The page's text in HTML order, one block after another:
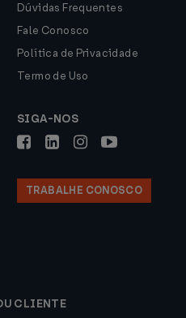
Dúvidas Frequentes
Fale Conosco
Política de Privacidade
Termo de Uso
SIGA-NOS
TRABALHE CONOSCO
CLIENTE